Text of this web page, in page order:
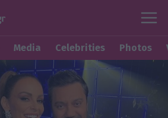
Media Celebrities Photos